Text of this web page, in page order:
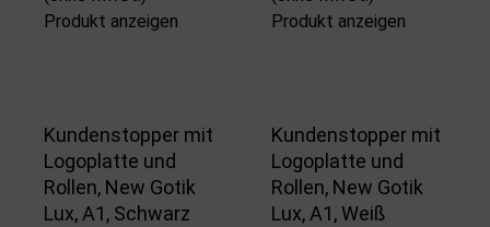
Produkt anzeigen
Produkt anzeigen
Kundenstopper mit
Logoplatte und
Rollen, New Gotik
Lux, A1, Schwarz
Kundenstopper mit
Logoplatte und
Rollen, New Gotik
Lux, A1, Weiß